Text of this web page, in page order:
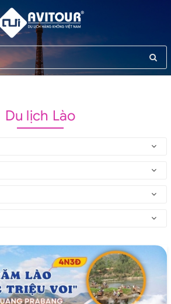
Du lịch Lào